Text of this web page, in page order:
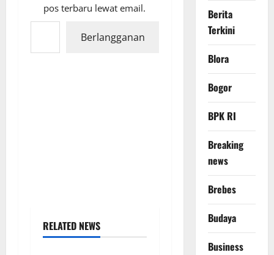
pos terbaru lewat email.
Ketikkan email Anda...
Berlangganan
RELATED NEWS
Berita
Terkini
Blora
Bogor
BPK RI
Breaking
news
Brebes
Budaya
Business